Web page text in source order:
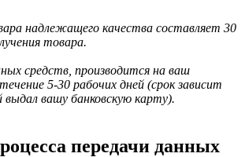
надлежащего качества составляет 30
товара.
средств, производится на ваш
5-30 рабочих дней (срок зависит
вашу банковскую карту).
передачи данных